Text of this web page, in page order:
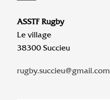
ASSTF Rugby
Le village
38300 Succieu
rugby.succieu@gmail.com